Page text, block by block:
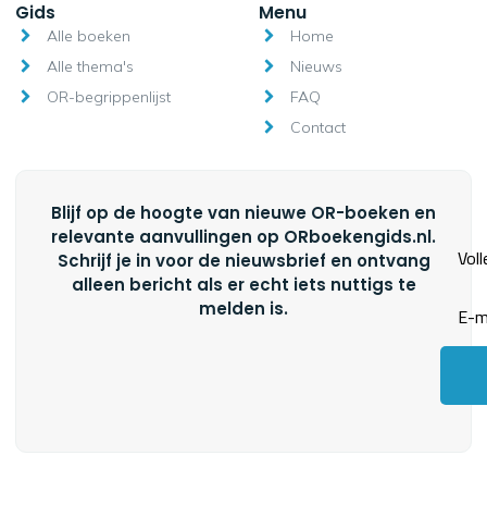
Gids
Alle boeken
Alle thema's
OR-begrippenlijst
Menu
Home
Nieuws
FAQ
Contact
Blijf op de hoogte van nieuwe OR-boeken en
relevante aanvullingen op ORboekengids.nl.
Schrijf je in voor de nieuwsbrief en ontvang
alleen bericht als er echt iets nuttigs te
melden is.